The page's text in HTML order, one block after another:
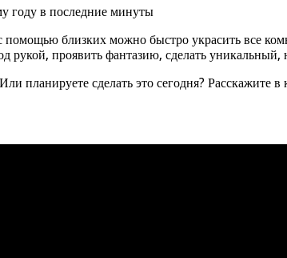
близких можно быстро украсить все
рукой, проявить фантазию, сделать
планируете сделать это сегодня? Расскажите в